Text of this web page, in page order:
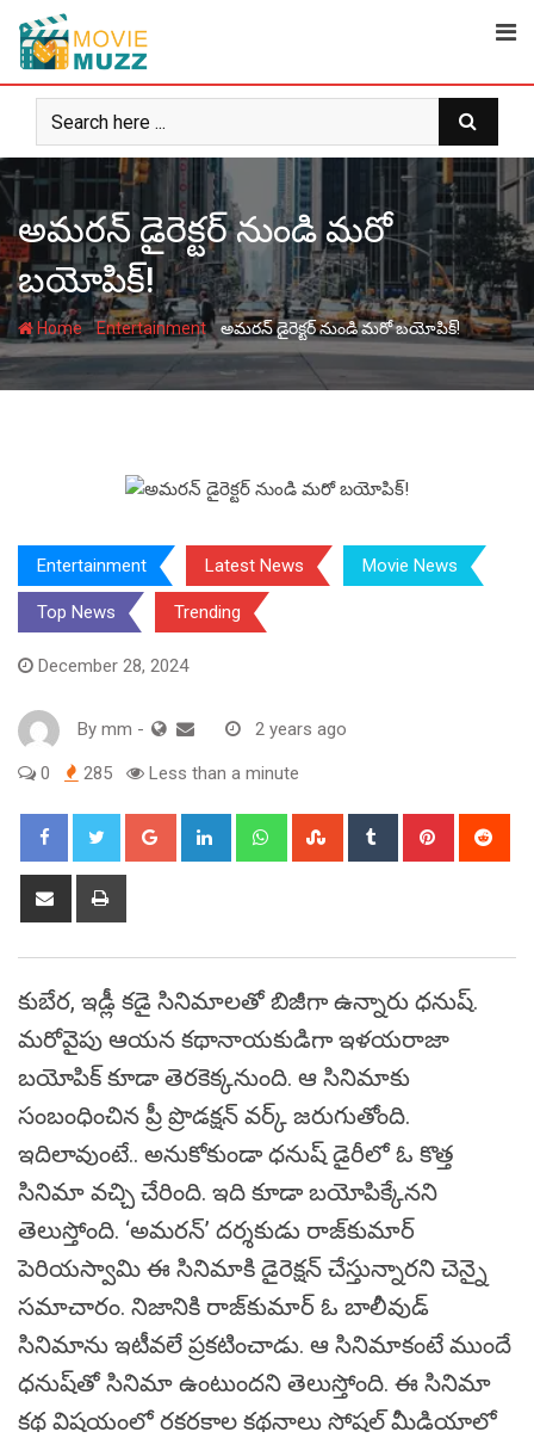
content
అమరన్‌ డైరెక్టర్ నుండి మరో
బయోపిక్‌!
Home-Entertainment-అమరన్‌ డైరెక్టర్ నుండి మరో బయోపిక్‌!
Entertainment Latest News Movie News
Top News Trending
December 28, 2024
By mm - 2 years ago
0 285 Less than a minute
Google+ LinkedIn WhatsappStumbleUpon
Tumblr Pinterest
Share
కుబేర, ఇడ్లీ కడై సినిమాలతో బిజీగా ఉన్నారు ధనుష్‌.
మరోవైపు ఆయన కథానాయకుడిగా ఇళయరాజా
బయోపిక్‌ కూడా తెరకెక్కనుంది. ఆ సినిమాకు
సంబంధించిన ప్రీ ప్రొడక్షన్‌ వర్క్‌ జరుగుతోంది.
ఇదిలావుంటే.. అనుకోకుండా ధనుష్‌ డైరీలో ఓ కొత్త
సినిమా వచ్చి చేరింది. ఇది కూడా బయోపిక్కేనని
తెలుస్తోంది. ‘అమరన్‌’ దర్శకుడు రాజ్‌కుమార్‌
పెరియస్వామి ఈ సినిమాకి డైరెక్షన్ చేస్తున్నారని చెన్నై
సమాచారం. నిజానికి రాజ్‌కుమార్‌ ఓ బాలీవుడ్‌
సినిమాను ఇటీవలే ప్రకటించాడు. ఆ సినిమాకంటే ముందే
ధనుష్‌తో సినిమా ఉంటుందని తెలుస్తోంది. ఈ సినిమా
కథ విషయంలో రకరకాల కథనాలు సోషల్‌ మీడియాలో